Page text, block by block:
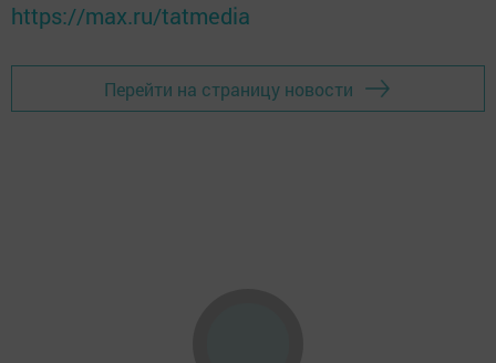
https://max.ru/tatmedia
Перейти на страницу новости